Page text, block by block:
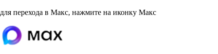
для перехода в Макс, нажмите на иконку Макс